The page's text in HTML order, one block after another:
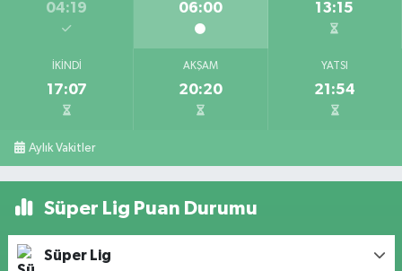
04:19 06:00 13:15
İKINDI
17:07
AKŞAM
20:20
YATSI
21:54
Aylık Vakitler
Süper Lig Puan Durumu
Süper Lig